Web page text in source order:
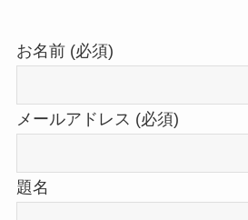
お名前 (必須)
メールアドレス (必須)
題名